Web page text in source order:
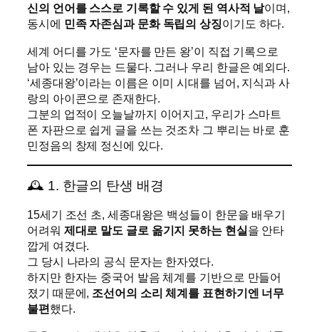
신의 언어를 스스로 기록할 수 있게 된 역사적 날이며,
동시에 민족 자존심과 문화 독립의 상징이기도 하다.
세계 어디를 가도 ‘문자를 만든 왕’이 직접 기록으로
남아 있는 경우는 드물다. 그러나 우리 한글은 예외다.
‘세종대왕’이라는 이름은 이미 시대를 넘어, 지식과 사
랑의 아이콘으로 존재한다.
그분의 업적이 오늘날까지 이어지고, 우리가 스마트
폰 자판으로 쉽게 글을 쓰는 것조차 그 뿌리는 바로 훈
민정음의 창제 정신에 있다.
🕰️ 1. 한글의 탄생 배경
15세기 조선 초, 세종대왕은 백성들이 한문을 배우기
어려워 제대로 말도 글로 옮기지 못하는 현실을 안타
깝게 여겼다.
그 당시 나라의 공식 문자는 한자였다.
하지만 한자는 중국어 발음 체계를 기반으로 만들어
졌기 때문에, 조선어의 소리 체계를 표현하기엔 너무
불편했다.